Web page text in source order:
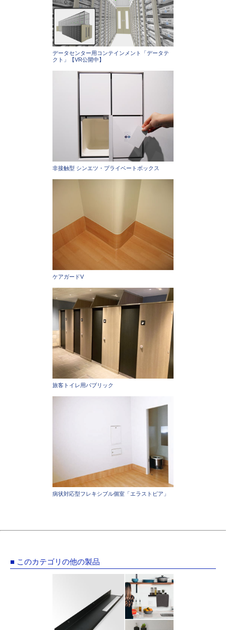
データセンター用コンテインメント「データテ
クト」【VR公開中】
非接触型 シンエツ・プライベートボックス
ケアガードV
旅客トイレ用パブリック
病状対応型フレキシブル個室「エラストピア」
■ このカテゴリの他の製品